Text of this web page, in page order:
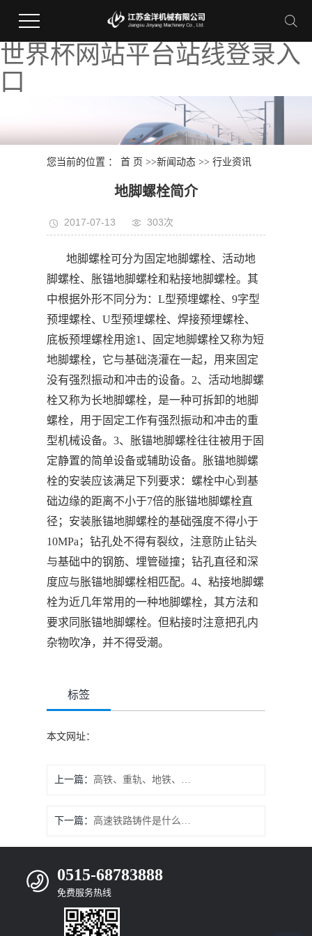
世界杯网站平台站线登录入
口
您当前的位置 ：首 页 >>新闻动态 >>行业资讯
地脚螺栓简介
2017-07-13 303次
地脚螺栓可分为固定地脚螺栓、活动地
脚螺栓、胀锚地脚螺栓和粘接地脚螺栓。其
中根据外形不同分为：L型预埋螺栓、9字型
预埋螺栓、U型预埋螺栓、焊接预埋螺栓、
底板预埋螺栓用途1、固定地脚螺栓又称为短
地脚螺栓，它与基础浇灌在一起，用来固定
没有强烈振动和冲击的设备。2、活动地脚螺
栓又称为长地脚螺栓，是一种可拆卸的地脚
螺栓，用于固定工作有强烈振动和冲击的重
型机械设备。3、胀锚地脚螺栓往往被用于固
定静置的简单设备或辅助设备。胀锚地脚螺
栓的安装应该满足下列要求：螺栓中心到基
础边缘的距离不小于7倍的胀锚地脚螺栓直
径；安装胀锚地脚螺栓的基础强度不得小于
10MPa；钻孔处不得有裂纹，注意防止钻头
与基础中的钢筋、埋管碰撞；钻孔直径和深
度应与胀锚地脚螺栓相匹配。4、粘接地脚螺
栓为近几年常用的一种地脚螺栓，其方法和
要求同胀锚地脚螺栓。但粘接时注意把孔内
杂物吹净，并不得受潮。
标签
本文网址：
上一篇： 高铁、重轨、地铁、轻轨轨道紧固件螺栓断裂的3大原因
下一篇： 高速铁路铸件是什么材质的
0515-68783888
免费服务热线